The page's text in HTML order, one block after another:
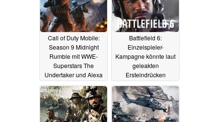
12.10.2025
Call of Duty Mobile:
Season 9 Midnight
Rumble mit WWE-
Superstars The
Undertaker und Alexa
Bliss27.09.2025
Battlefield 6:
Einzelspieler-
Kampagne könnte laut
geleakten
Ersteindrücken
enttäuschen27.09.2025